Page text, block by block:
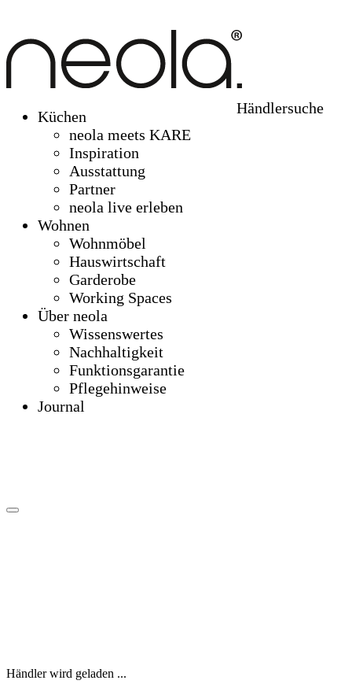
Küchen
neola meets KARE
Inspiration
Ausstattung
Partner
neola live erleben
Wohnen
Wohnmöbel
Hauswirtschaft
Garderobe
Working Spaces
Über neola
Wissenswertes
Nachhaltigkeit
Funktionsgarantie
Pflegehinweise
Journal
Händlersuche
Händler wird geladen ...